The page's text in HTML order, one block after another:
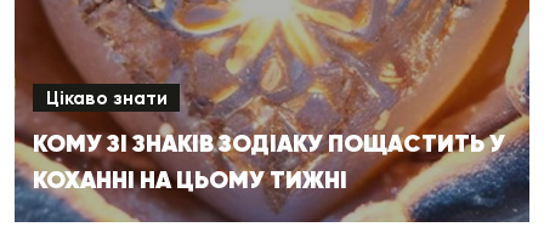
Цікаво знати
КОМУ ЗІ ЗНАКІВ ЗОДІАКУ ПОЩАСТИТЬ У
КОХАННІ НА ЦЬОМУ ТИЖНІ